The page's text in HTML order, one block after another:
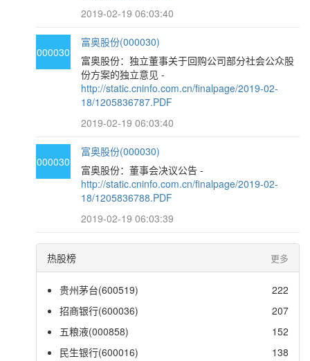
2019-02-19 06:03:40
000030
富奥股份(000030)
富奥股份：独立董事关于回购公司部分社会公众股
份方案的独立意见 -
http://static.cninfo.com.cn/finalpage/2019-02-
18/1205836787.PDF
2019-02-19 06:03:40
000030
富奥股份(000030)
富奥股份：董事会决议公告 -
http://static.cninfo.com.cn/finalpage/2019-02-
18/1205836788.PDF
2019-02-19 06:03:39
热股榜 更多
贵州茅台(600519)
222
招商银行(600036)
207
五粮液(000858)
152
民生银行(600016)
138